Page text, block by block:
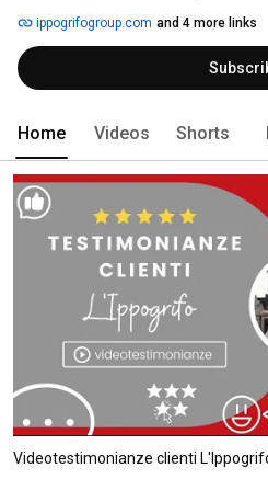
all'estero. Sul nostro canale trovi
acquisizione clienti, marketing
ippogrifogroup.com and 4 more links
Home Videos Shorts
Videotestimonianze clienti